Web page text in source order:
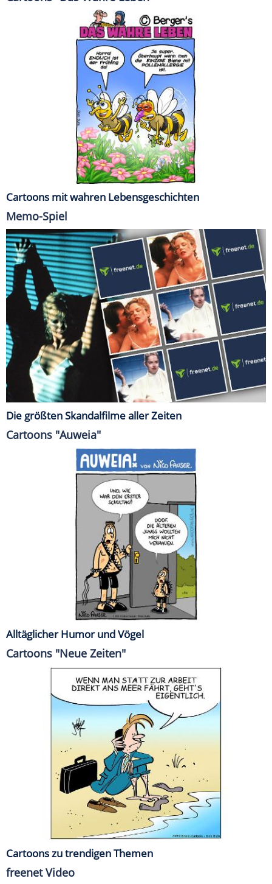
Cartoons mit wahren Lebensgeschichten
Memo-Spiel
Die größten Skandalfilme aller Zeiten
Cartoons "Auweia"
Alltäglicher Humor und Vögel
Cartoons "Neue Zeiten"
Cartoons zu trendigen Themen
freenet Video